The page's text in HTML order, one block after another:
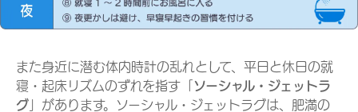
また身近に潜む体内時計の乱れとして、平日と休日の就
寝・起床リズムのずれを指す「
ソーシャル・ジェットラ
グ 」があります。ソーシャル・ジェットラグは、肥満の